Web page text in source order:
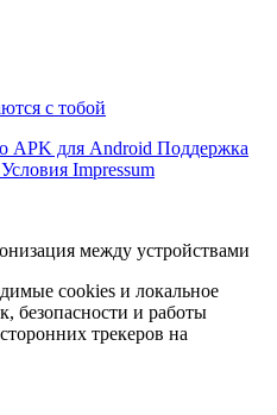
с тобой
APK для Android Поддержка
Условия Impressum
между устройствами
cookies и локальное
безопасности и работы
трекеров на